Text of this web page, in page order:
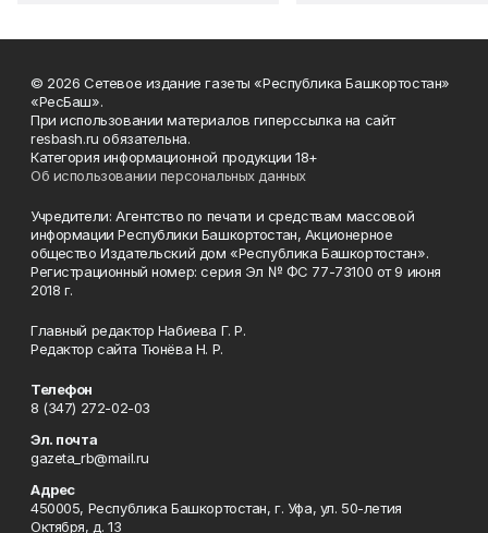
© 2026 Сетевое издание газеты «Республика Башкортостан»
«РесБаш».
При использовании материалов гиперссылка на сайт
resbash.ru обязательна.
Категория информационной продукции 18+
Об использовании персональных данных
Учредители: Агентство по печати и средствам массовой
информации Республики Башкортостан, Акционерное
общество Издательский дом «Республика Башкортостан».
Регистрационный номер: серия Эл № ФС 77-73100 от 9 июня
2018 г.
Главный редактор Набиева Г. Р.
Редактор сайта Тюнёва Н. Р.
Телефон
8 (347) 272-02-03
Эл. почта
gazeta_rb@mail.ru
Адрес
450005, Республика Башкортостан, г. Уфа, ул. 50-летия
Октября, д. 13